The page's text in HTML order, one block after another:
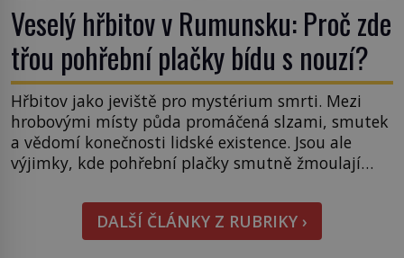
Veselý hřbitov v Rumunsku: Proč zde
třou pohřební plačky bídu s nouzí?
Hřbitov jako jeviště pro mystérium smrti. Mezi
hrobovými místy půda promáčená slzami, smutek
a vědomí konečnosti lidské existence. Jsou ale
výjimky, kde pohřební plačky smutně žmoulají
pohledu na výši vyměřené podpory
v nezaměstnanosti. Kam vás pozveme? Unikátní
hřbitov, který si vysloužil název „Veselý“, najdeme
DALŠÍ ČLÁNKY Z RUBRIKY ›